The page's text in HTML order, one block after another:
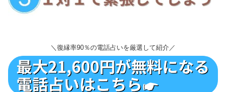
＼復縁率90％の電話占いを厳選して紹介／